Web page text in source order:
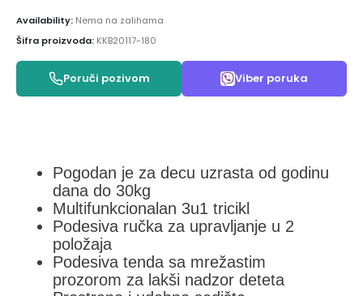
Availability: Nema na zalihama
Šifra proizvoda: KKB20117-180
Poruči pozivom Viber poruka
Pogodan je za decu uzrasta od godinu
dana do 30kg
Multifunkcionalan 3u1 tricikl
Podesiva ručka za upravljanje u 2
položaja
Podesiva tenda sa mrežastim
prozorom za lakši nadzor deteta